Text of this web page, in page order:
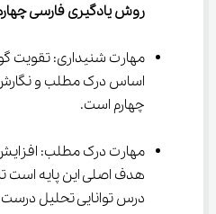
روش یادگیری فارسی
مهارت شنیداری: تقویت
اساس درک مطلب و
چهارم است.
مهارت درک مطلب:
درس توانایی تحلیل